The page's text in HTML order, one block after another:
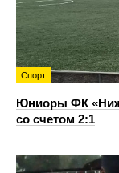
Спорт
Юниоры ФК
со счетом 2:1